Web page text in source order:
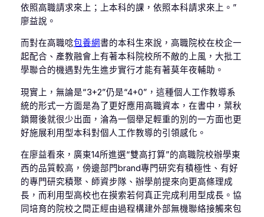
依照高職請求來上；上本科的課，依照本科請求來上。”
廖益說。
而對在高職唸包養網書的本科生來說，高職院校在校企一
起配合、產教融會上有著本科院校所不敵的上風，大批工
學聯合的機遇對先生進步實行才能有著莫年夜輔助。
現實上，無論是“3+2”仍是“4+0”，這種個人工作教導系
統的形式一方面是為了更好應用高職資本，在書中，葉秋
鎖爾後就很少出面，淪為一個舉足輕重的別的一方面也更
好施展利用型本科對個人工作教導的引領感化。
在廖益看來，廣東14所進選“雙高打算”的高職院校辦學東
西的品質較高，傍邊部門brand專門研究有積極性、有好
的專門研究積聚、師資步隊、辦學前提來向更高條理成
長，而利用型高校也在摸索若何真正完成利用型成長。協
同培育的院校之間正經由過程構建外部無機聯絡接觸來包